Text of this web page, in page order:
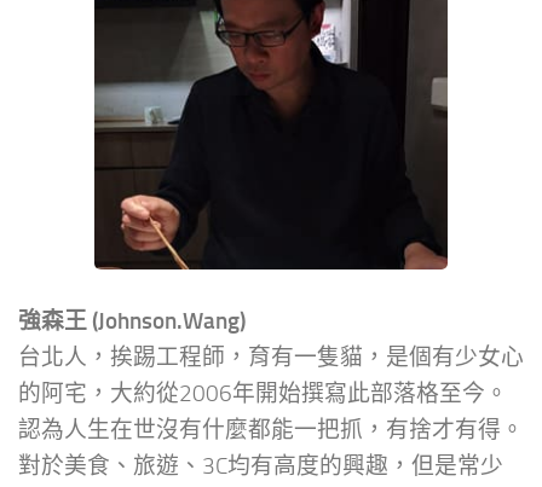
強森王 (Johnson.Wang)
台北人，挨踢工程師，育有一隻貓，是個有少女心
的阿宅，大約從2006年開始撰寫此部落格至今。
認為人生在世沒有什麼都能一把抓，有捨才有得。
對於美食、旅遊、3C均有高度的興趣，但是常少